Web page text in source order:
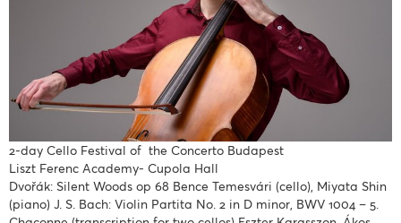
2-day Cello Festival of the Concerto Budapest
Liszt Ferenc Academy- Cupola Hall
Dvořák: Silent Woods op 68 Bence Temesvári (cello), Miyata Shin
(piano) J. S. Bach: Violin Partita No. 2 in D minor, BWV 1004 – 5.